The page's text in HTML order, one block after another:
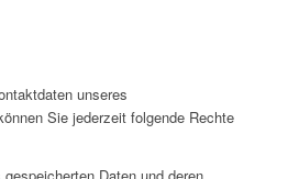
unseres
Sie jederzeit folgende Rechte